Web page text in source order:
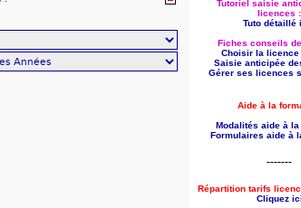
Tutoriel saisie
licences :
Tuto détaillé
Fiches conseils
Choisir la licence
Saisie anticipée
Gérer ses licences
Aide à la
Modalités aide à
Formulaires aide à
-------
Répartition tarifs
Cliquez ici